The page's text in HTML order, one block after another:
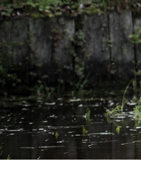
Zum
Inhalt
springen